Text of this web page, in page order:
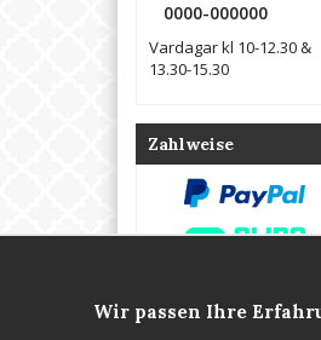
0000-000000
Vardagar kl 10-12.30 &
13.30-15.30
Zahlweise
Kontakta oss
Wir passen Ihre